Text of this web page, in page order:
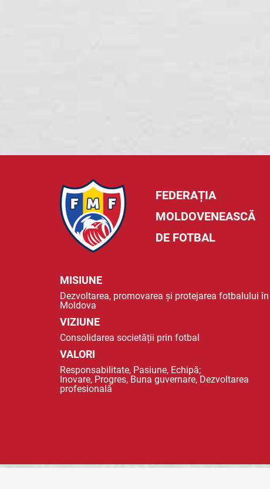
FEDERAȚIA
MOLDOVENEASCĂ
DE FOTBAL
MISIUNE
Dezvoltarea, promovarea și protejarea fotbalului în
Moldova
VIZIUNE
Consolidarea societății prin fotbal
VALORI
Responsabilitate, Pasiune, Echipă;
Inovare, Progres, Buna guvernare, Dezvoltarea
profesională